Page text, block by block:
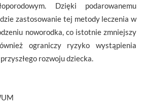
Dzięki podarowanemu
zastosowanie tej metody leczenia w
noworodka, co istotnie zmniejszy
ograniczy ryzyko wystąpienia
rozwoju dziecka.